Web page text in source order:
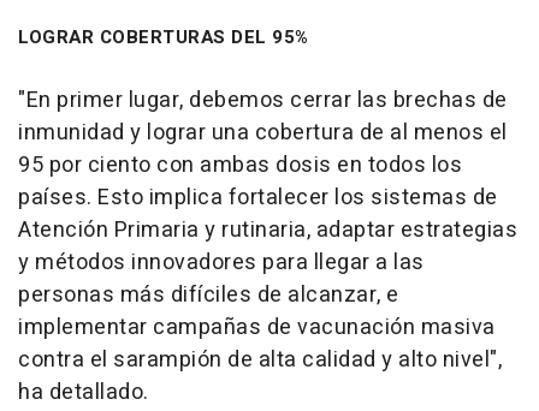
LOGRAR COBERTURAS DEL 95%
"En primer lugar, debemos cerrar las brechas de
inmunidad y lograr una cobertura de al menos el
95 por ciento con ambas dosis en todos los
países. Esto implica fortalecer los sistemas de
Atención Primaria y rutinaria, adaptar estrategias
y métodos innovadores para llegar a las
personas más difíciles de alcanzar, e
implementar campañas de vacunación masiva
contra el sarampión de alta calidad y alto nivel",
ha detallado.